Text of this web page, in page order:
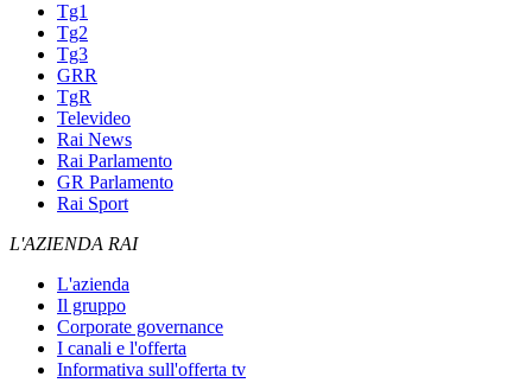
Tg1
Tg2
Tg3
GRR
TgR
Televideo
Rai News
Rai Parlamento
GR Parlamento
Rai Sport
L'AZIENDA RAI
L'azienda
Il gruppo
Corporate governance
I canali e l'offerta
Informativa sull'offerta tv